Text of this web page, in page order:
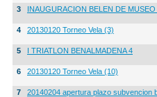
3 INAUGURACION BELEN DE
4 20130120 Torneo Vela (3)
5 I TRIATLON BENALMADENA 4
6 20130120 Torneo Vela (10)
7 20140204 apertura plazo subvencion